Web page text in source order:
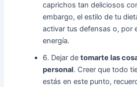
caprichos tan deliciosos
embargo, el estilo de tu
activar tus defensas o, por
energía.
6. Dejar detomarte las
personal. Creer que todo
estás en este punto,